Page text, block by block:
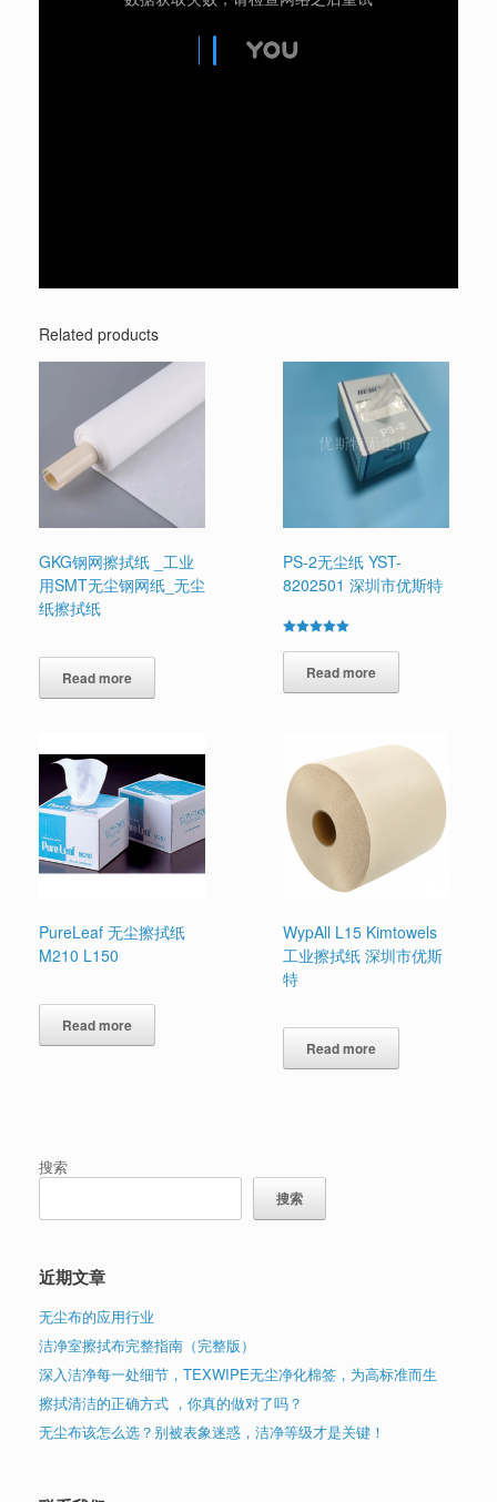
Related products
GKG钢网擦拭纸 _工业
用SMT无尘钢网纸_无尘
纸擦拭纸
Read more
PS-2无尘纸 YST-
8202501 深圳市优斯特
5.00
out of 5Read more
PureLeaf 无尘擦拭纸
M210 L150
Read more
WypAll L15 Kimtowels
工业擦拭纸 深圳市优斯
特
Read more
搜索
搜索
近期文章
无尘布的应用行业
洁净室擦拭布完整指南（完整版）
深入洁净每一处细节，TEXWIPE无尘净化棉签，为高标准而生
擦拭清洁的正确方式 ，你真的做对了吗？
无尘布该怎么选？别被表象迷惑，洁净等级才是关键！